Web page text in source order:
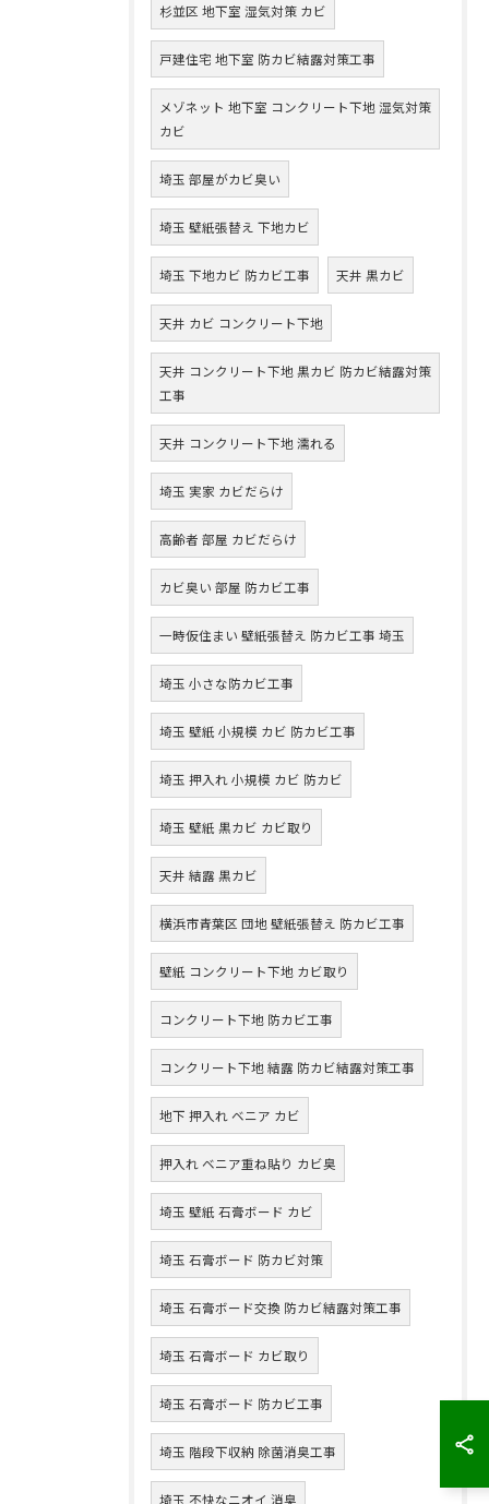
杉並区 地下室 湿気対策 カビ
戸建住宅 地下室 防カビ結露対策工事
メゾネット 地下室 コンクリート下地 湿気対策
カビ
埼玉 部屋がカビ臭い
埼玉 壁紙張替え 下地カビ
埼玉 下地カビ 防カビ工事 天井 黒カビ
天井 カビ コンクリート下地
天井 コンクリート下地 黒カビ 防カビ結露対策
工事
天井 コンクリート下地 濡れる
埼玉 実家 カビだらけ
高齢者 部屋 カビだらけ
カビ臭い 部屋 防カビ工事
一時仮住まい 壁紙張替え 防カビ工事 埼玉
埼玉 小さな防カビ工事
埼玉 壁紙 小規模 カビ 防カビ工事
埼玉 押入れ 小規模 カビ 防カビ
埼玉 壁紙 黒カビ カビ取り
天井 結露 黒カビ
横浜市青葉区 団地 壁紙張替え 防カビ工事
壁紙 コンクリート下地 カビ取り
コンクリート下地 防カビ工事
コンクリート下地 結露 防カビ結露対策工事
地下 押入れ ベニア カビ
押入れ ベニア重ね貼り カビ臭
埼玉 壁紙 石膏ボード カビ
埼玉 石膏ボード 防カビ対策
埼玉 石膏ボード交換 防カビ結露対策工事
埼玉 石膏ボード カビ取り
埼玉 石膏ボード 防カビ工事
埼玉 階段下収納 除菌消臭工事
埼玉 不快なニオイ 消臭